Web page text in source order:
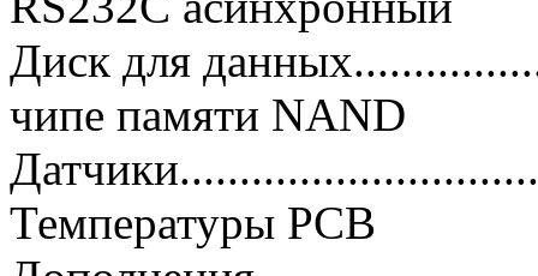
Диск для
чипе памяти NAND
Температуры PCB